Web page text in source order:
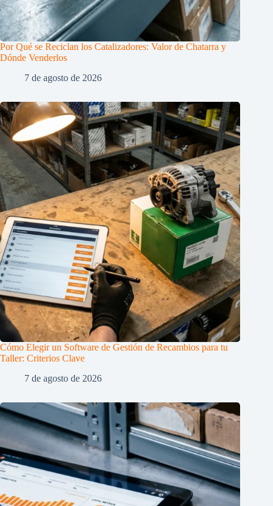
Por Qué se Reciclan los Catalizadores: Valor de Chatarra y
Dónde Venderlos
7 de agosto de 2026
Cómo Elegir un Software de Gestión de Recambios para tu
Taller: Criterios Clave
7 de agosto de 2026